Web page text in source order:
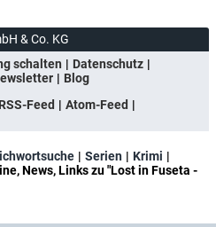
& Co. KG
schalten
Datenschutz
Blog
RSS-Feed
Atom-Feed
Serien
Krimi
News, Links zu "Lost in Fuseta -